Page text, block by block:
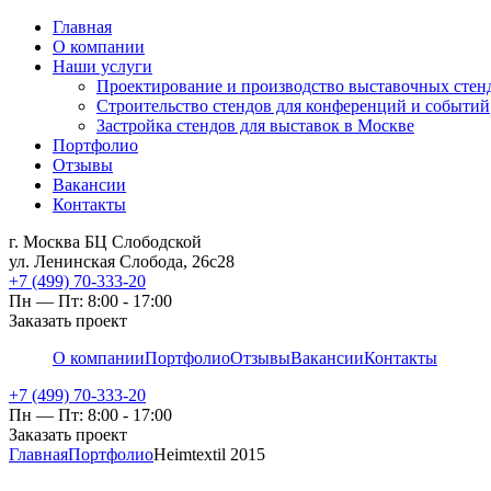
Главная
О компании
Наши услуги
Проектирование и производство выставочных
Строительство стендов для конференций и событий
Застройка стендов для выставок в Москве
Портфолио
Отзывы
Вакансии
Контакты
г. Москва БЦ Слободской
ул. Ленинская Слобода, 26с28
+7 (499) 70-333-20
Пн — Пт: 8:00 - 17:00
Заказать проект
О компанииПортфолиоОтзывыВакансииКонтакты
+7 (499) 70-333-20
Пн — Пт: 8:00 - 17:00
Заказать проект
ГлавнаяПортфолиоHeimtextil 2015